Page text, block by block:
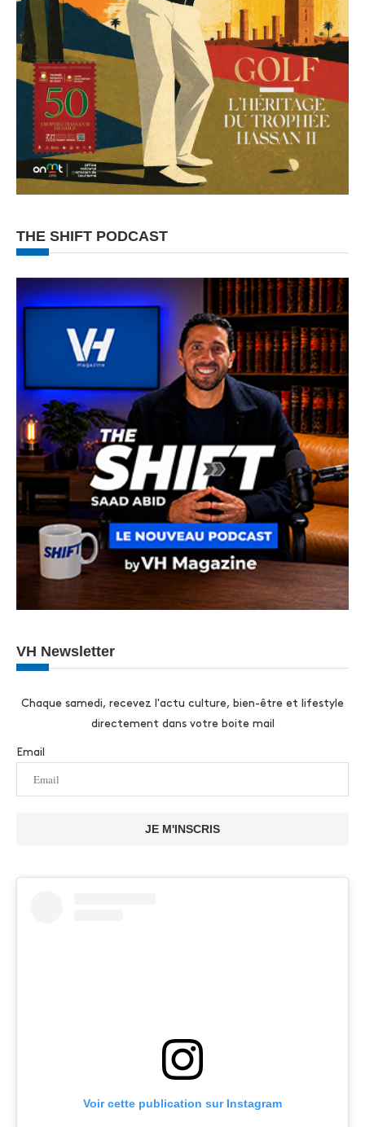
THE SHIFT PODCAST
VH Newsletter
Chaque samedi, recevez l'actu culture, bien-être et lifestyle
directement dans votre boite mail
Email
JE M'INSCRIS
Voir cette publication sur Instagram